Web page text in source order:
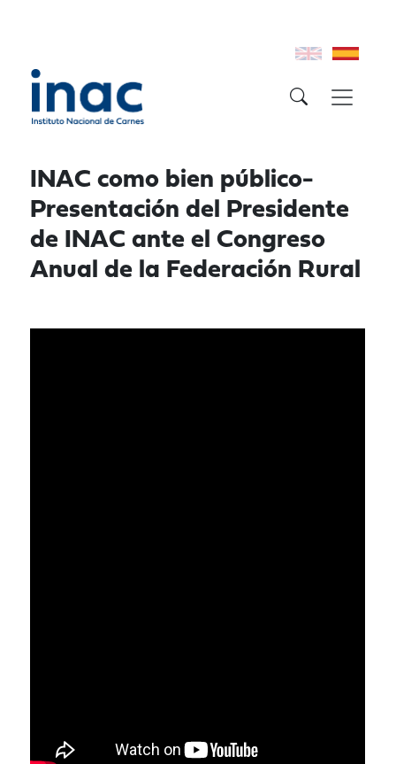
INAC como bien público-
Presentación del Presidente
de INAC ante el Congreso
Anual de la Federación Rural